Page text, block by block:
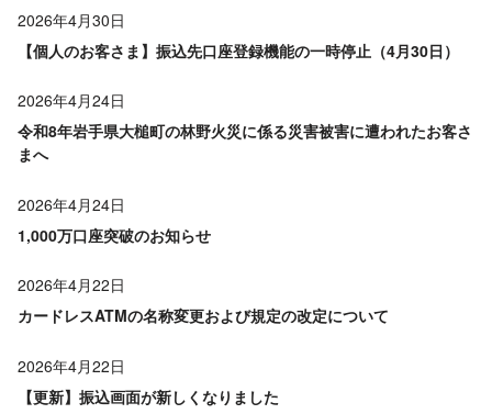
2026年4月30日
【個人のお客さま】振込先口座登録機能の一時停止（4月30日）
2026年4月24日
令和8年岩手県大槌町の林野火災に係る災害被害に遭われたお客さ
まへ
2026年4月24日
1,000万口座突破のお知らせ
2026年4月22日
カードレスATMの名称変更および規定の改定について
2026年4月22日
【更新】振込画面が新しくなりました